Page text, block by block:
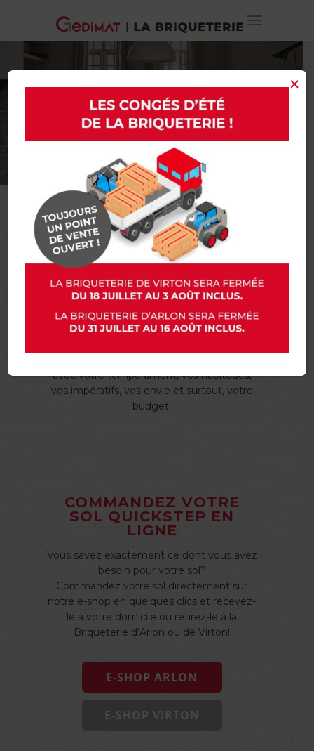
CHOISISSEZ LE SOL
DONT VOUS RÊVEZ !
Dans leurs showrooms, la Briqueterie à
Arlon et à Virton vous propose la marque
Quick-Step, ses sols stratifiés, sols en vinyle
ainsi que ses parquets authentiques. Quel
que soit votre projet, nos conseillers sont à
avec votre tempérament, vos habitudes,
vos impératifs, vos envie et surtout, votre
budget.
COMMANDEZ VOTRE
SOL QUICKSTEP EN
LIGNE
Vous savez exactement ce dont vous avez
besoin pour votre sol?
Commandez votre sol directement sur
notre e-shop en quelques clics et recevez-
le à votre domicile ou retirez-le à la
Briqueterie d’Arlon ou de Virton!
E-SHOP ARLON
E-SHOP VIRTON
×